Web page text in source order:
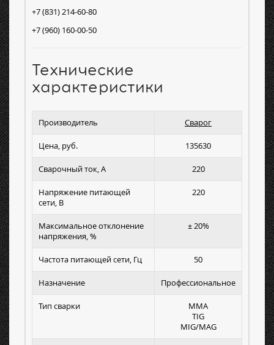
+7 (831) 214-60-80
+7 (960) 160-00-50
Технические
характеристики
Производитель Сварог
Цена, руб. 135630
Сварочный ток, А 220
Напряжение питающей
сети, В
220
Максимальное отклонение
напряжения, %
± 20%
Частота питающей сети, Гц 50
Назначение Профессиональное
Тип сварки
MMA
TIG
MIG/MAG